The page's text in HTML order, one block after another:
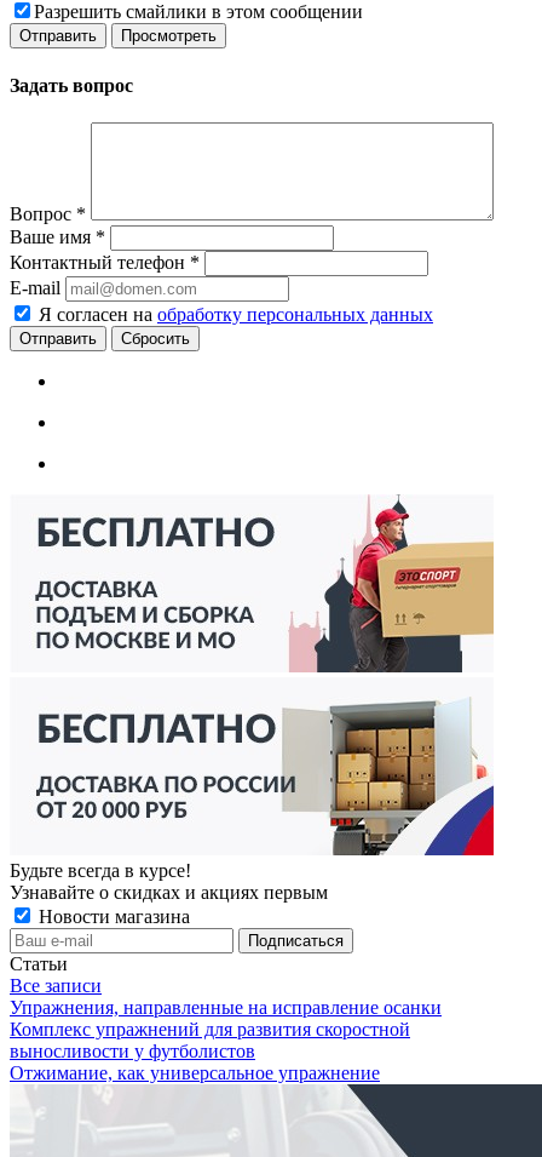
Разрешить смайлики в этом сообщении
Задать вопрос
Вопрос *
Ваше имя *
Контактный телефон *
E-mail
Я согласен на обработку персональных данных
Сбросить
Будьте всегда в курсе!
Узнавайте о скидках и акциях первым
Новости магазина
Статьи
Все записи
Упражнения, направленные на исправление осанки
Комплекс упражнений для развития скоростной
выносливости у футболистов
Отжимание, как универсальное упражнение